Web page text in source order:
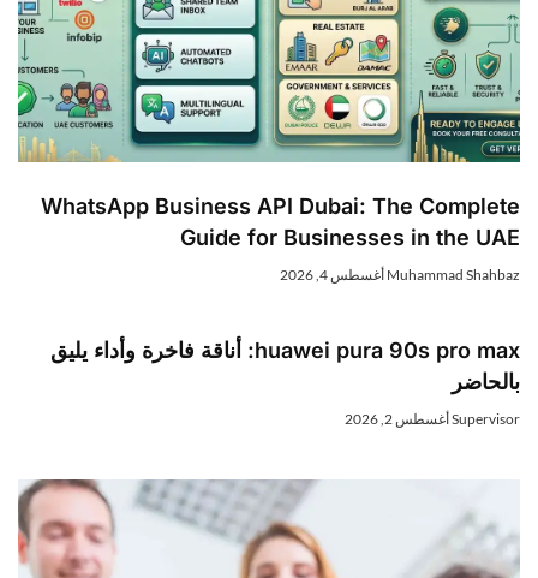
WhatsApp Business API Dubai: The Complete
Guide for Businesses in the UAE
Muhammad Shahbaz أغسطس 4, 2026
huawei pura 90s pro max: أناقة فاخرة وأداء يليق
بالحاضر
Supervisorأغسطس 2, 2026